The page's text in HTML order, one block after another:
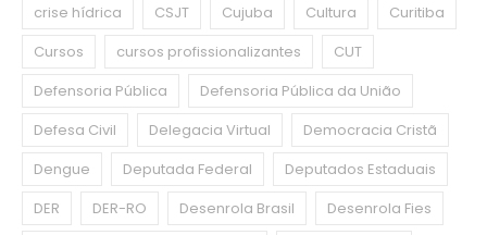
crise hídrica
CSJT Cujuba Cultura
Curitiba
Cursos
cursos profissionalizantes
CUT
Defensoria Pública
Defensoria Pública da União
Defesa Civil
Delegacia Virtual
Democracia Cristã
Dengue
Deputada Federal
Deputados Estaduais
DER
DER-RO Desenrola Brasil
Desenrola Fies